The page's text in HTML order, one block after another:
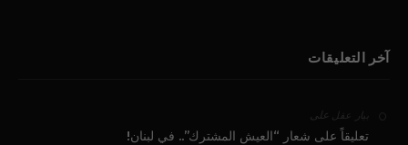
آخر التعليقات
بيار عقل على
تعليقاً على شعار “العيش المشترك”.. في لبنان!